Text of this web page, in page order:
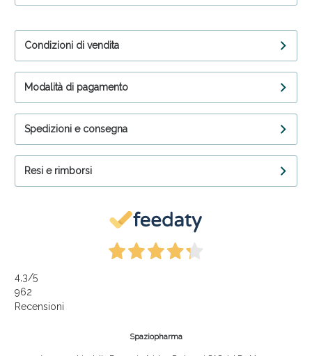
Condizioni di vendita
Modalità di pagamento
Spedizioni e consegna
Resi e rimborsi
4,3/5
962
Recensioni
Spaziopharma